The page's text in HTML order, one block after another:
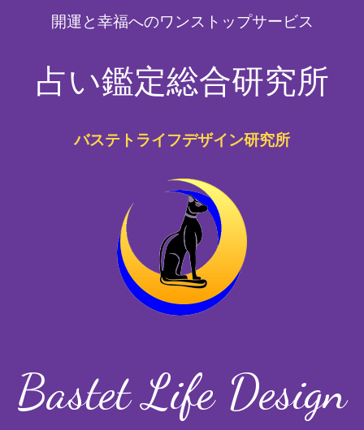
開運と幸福へのワンストップサービス
占い鑑定総合研究所
バステトライフデザイン研究所
Bastet Life Design